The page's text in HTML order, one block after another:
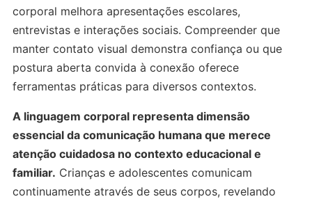
corporal melhora apresentações escolares,
entrevistas e interações sociais. Compreender que
manter contato visual demonstra confiança ou que
postura aberta convida à conexão oferece
ferramentas práticas para diversos contextos.
A linguagem corporal representa dimensão
essencial da comunicação humana que merece
atenção cuidadosa no contexto educacional e
familiar. Crianças e adolescentes comunicam
continuamente através de seus corpos, revelando